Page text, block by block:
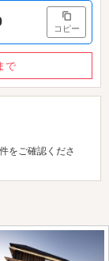
コピー
で
をご確認くださ